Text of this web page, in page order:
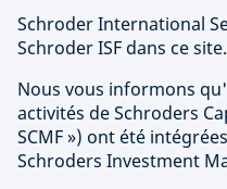
Schroder International
Schroder ISF dans ce site.
Nous vous informons
activités de Schroders
SCMF ») ont été
Schroders Investment